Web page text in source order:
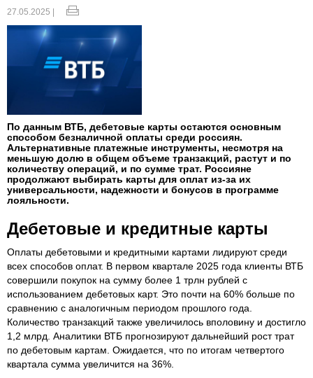
27.05.2025 |
По данным ВТБ, дебетовые карты остаются основным
способом безналичной оплаты среди россиян.
Альтернативные платежные инструменты, несмотря на
меньшую долю в общем объеме транзакций, растут и по
количеству операций, и по сумме трат. Россияне
продолжают выбирать карты для оплат из-за их
универсальности, надежности и бонусов в программе
лояльности.
Дебетовые и кредитные карты
Оплаты дебетовыми и кредитными картами лидируют среди
всех способов оплат. В первом квартале 2025 года клиенты ВТБ
совершили покупок на сумму более 1 трлн рублей с
использованием дебетовых карт. Это почти на 60% больше по
сравнению с аналогичным периодом прошлого года.
Количество транзакций также увеличилось вполовину и достигло
1,2 млрд. Аналитики ВТБ прогнозируют дальнейший рост трат
по дебетовым картам. Ожидается, что по итогам четвертого
квартала сумма увеличится на 36%.